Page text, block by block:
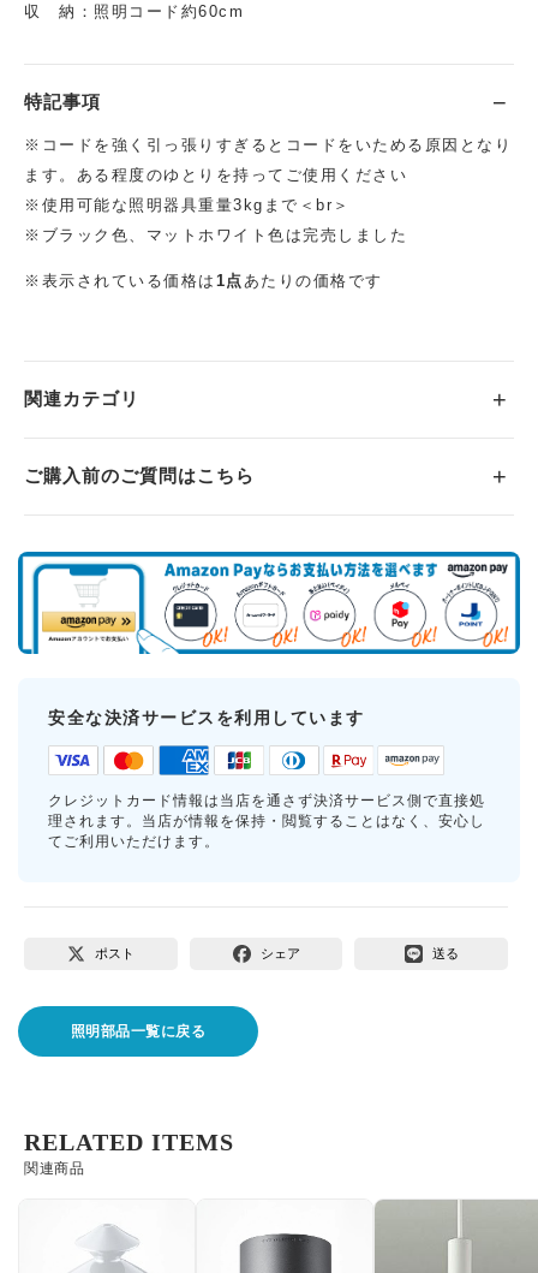
収 納：照明コード約60cm
特記事項
※コードを強く引っ張りすぎるとコードをいためる原因となり
ます。ある程度のゆとりを持ってご使用ください
※使用可能な照明器具重量3kgまで＜br＞
※ブラック色、マットホワイト色は完売しました
※表示されている価格は 1点あたりの価格です
関連カテゴリ
ご購入前のご質問はこちら
安全な決済サービスを利用しています
クレジットカード情報は当店を通さず決済サービス側で直接処
理されます。当店が情報を保持・閲覧することはなく、安心し
てご利用いただけます。
ポスト シェア 送る
照明部品一覧に戻る
関連商品
RELATED ITEMS